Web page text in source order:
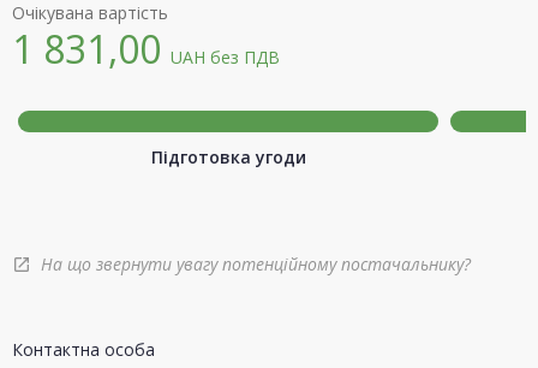
Очікувана вартість
1 831,00 UAH без ПДВ
Підготовка угоди
open_in_new На що звернути увагу потенційному постачальнику?
Контактна особа